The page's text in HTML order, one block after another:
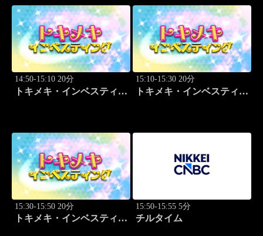
14:50-15:10 20分
トキメキ・インベスティン
15:10-15:30 20分
トキメキ・インベスティン
15:30-15:50 20分
トキメキ・インベスティン
15:50-15:55 5分
チルタイム